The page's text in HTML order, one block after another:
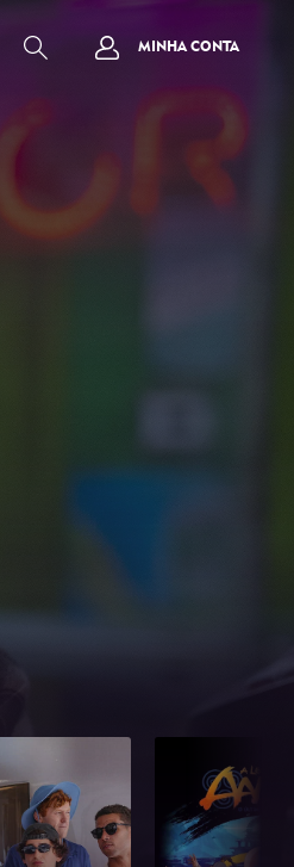
MINHA CONTA